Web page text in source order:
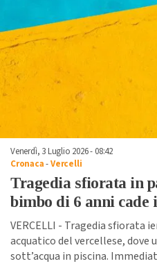
Venerdì, 3 Luglio 2026 - 08:42
Cronaca-Vercelli
Tragedia sfiorata in
bimbo di 6 anni cade
VERCELLI - Tragedia sfiorata
acquatico del vercellese, dove
sott’acqua in piscina.